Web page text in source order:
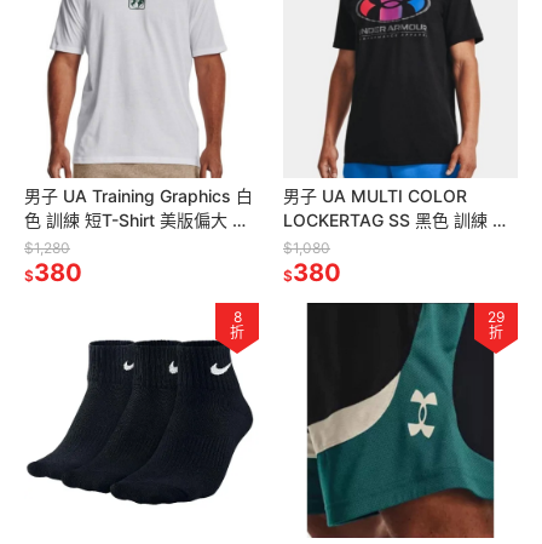
男子 UA Training Graphics 白
色 訓練 短T-Shirt 美版偏大 定
價1280
$1,280
$380
男子 UA MULTI COLOR
LOCKERTAG SS 黑色 訓練 短
袖上衣 定價1080
$1,080
$380
8
折
29
折